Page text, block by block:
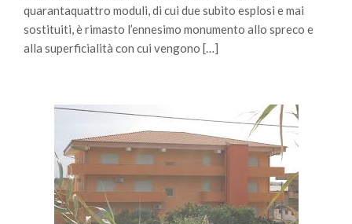
quarantaquattro moduli, di cui due subito esplosi e mai
sostituiti, è rimasto l’ennesimo monumento allo spreco e
alla superficialità con cui vengono […]